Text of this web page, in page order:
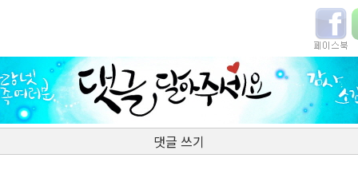
댓글 쓰기